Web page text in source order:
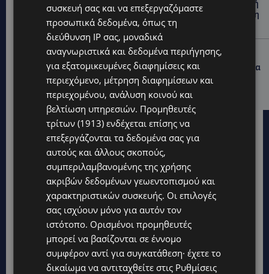
ΘΑ ΣΑΛΠΑΡΟΥΜΕ: Δεν σταματά η θαλάσσια επιβατική
σύνδεση Κύπρου – Ελλάδας το 2027-Πότε θα κριθεί η
συνέχεια από το 2028
UPDATES
ΛΕΩΦΟΡΟΣ ΤΣΕΡΙΟΥ: Άνοιξε ο δρόμος, αλλά άρχισαν τα
παράπονα των πολιτών – «Έγινε σωστά ο
σχεδιασμός;»
συσκευή σας και να επεξεργαζόμαστε
προσωπικά δεδομένα, όπως τη
διεύθυνση IP σας, μοναδικά
αναγνωριστικά και δεδομένα περιήγησης,
για εξατομικευμένες διαφημίσεις και
περιεχόμενο, μέτρηση διαφημίσεων και
περιεχομένου, ανάλυση κοινού και
βελτίωση υπηρεσιών. Προμηθευτές
τρίτων (1913) ενδέχεται επίσης να
επεξεργάζονται τα δεδομένα σας για
αυτούς και άλλους σκοπούς,
συμπεριλαμβανομένης της χρήσης
ακριβών δεδομένων γεωεντοπισμού και
χαρακτηριστικών συσκευής. Οι επιλογές
σας ισχύουν μόνο για αυτόν τον
ιστότοπο. Ορισμένοι προμηθευτές
μπορεί να βασίζονται σε έννομο
συμφέρον αντί για συγκατάθεση· έχετε το
δικαίωμα να αντιταχθείτε στις Ρυθμίσεις